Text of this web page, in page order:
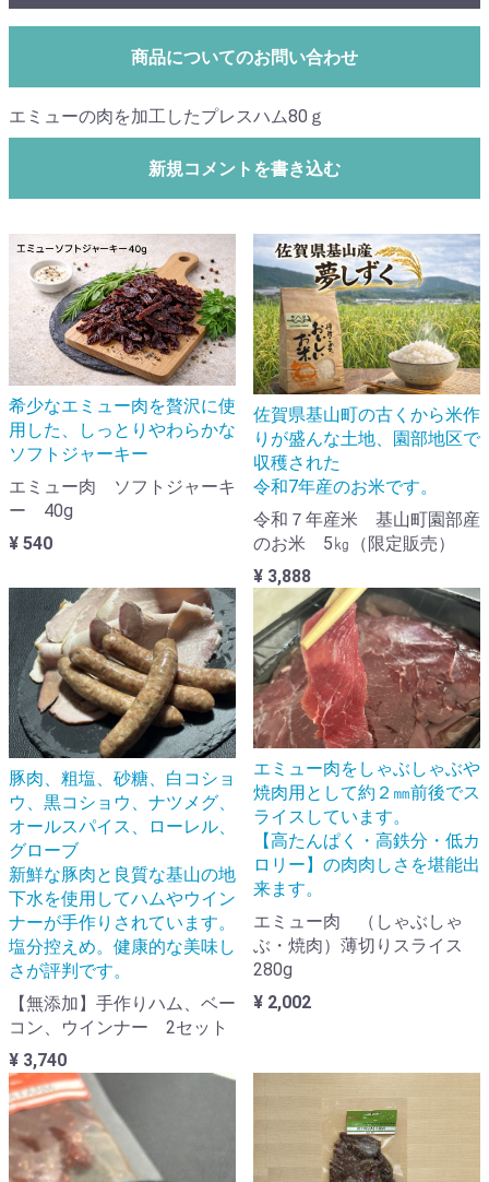
商品についてのお問い合わせ
エミューの肉を加工したプレスハム80ｇ
新規コメントを書き込む
希少なエミュー肉を贅沢に使
用した、しっとりやわらかな
ソフトジャーキー
エミュー肉 ソフトジャーキ
ー 40g
¥ 540
佐賀県基山町の古くから米作
りが盛んな土地、園部地区で
収穫された
令和7年産のお米です。
令和７年産米 基山町園部産
のお米 5㎏（限定販売）
¥ 3,888
豚肉、粗塩、砂糖、白コショ
ウ、黒コショウ、ナツメグ、
オールスパイス、ローレル、
グローブ
新鮮な豚肉と良質な基山の地
下水を使用してハムやウイン
ナーが手作りされています。
塩分控えめ。健康的な美味し
さが評判です。
【無添加】手作りハム、ベー
コン、ウインナー 2セット
¥ 3,740
エミュー肉をしゃぶしゃぶや
焼肉用として約２㎜前後でス
ライスしています。
【高たんぱく・高鉄分・低カ
ロリー】の肉肉しさを堪能出
来ます。
エミュー肉 （しゃぶしゃ
ぶ・焼肉）薄切りスライス
280g
¥ 2,002